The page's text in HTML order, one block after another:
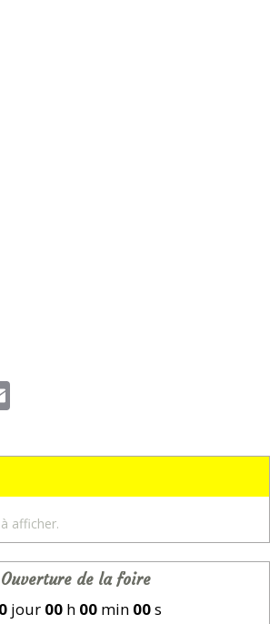
afficher.
Ouverture de la foire
jour 00 h 00 min 00s